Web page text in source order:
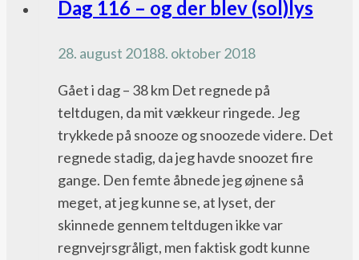
Pacific
Trail
Dag 116 – og der blev (sol)lys
28. august 20188. oktober 2018
Gået i dag – 38 km Det regnede på
teltdugen, da mit vækkeur ringede. Jeg
trykkede på snooze og snoozede videre. Det
regnede stadig, da jeg havde snoozet fire
gange. Den femte åbnede jeg øjnene så
meget, at jeg kunne se, at lyset, der
skinnede gennem teltdugen ikke var
regnvejrsgråligt, men faktisk godt kunne